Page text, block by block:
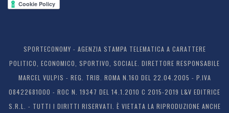
SPORTECONOMY - AGENZIA STAMPA TELEMATICA A CARATTERE
POLITICO, ECONOMICO, SPORTIVO, SOCIALE. DIRETTORE RESPONSABILE
MARCEL VULPIS - REG. TRIB. ROMA N.160 DEL 22.04.2005 - P.IVA
08422681000 - ROC N. 19347 DEL 14.1.2010 C 2015-2019 L&V EDITRICE
S.R.L. - TUTTI I DIRITTI RISERVATI. È VIETATA LA RIPRODUZIONE ANCHE